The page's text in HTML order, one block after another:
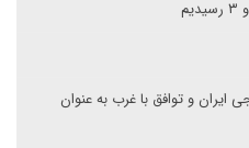
و توافق با غرب به عنوان